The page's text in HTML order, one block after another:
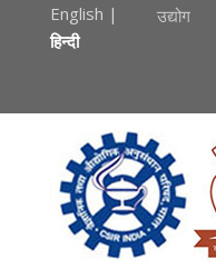
English |
हिन्दी
उद्योग